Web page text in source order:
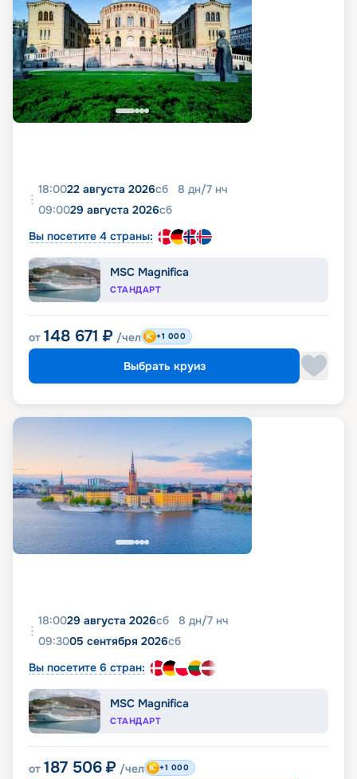
18:0022 августа 2026сб 8 дн/7 нч
09:0029 августа 2026сб
Вы посетите 4 страны:
MSC Magnifica
СТАНДАРТ
от 148 671 ₽ /чел +1 000
Выбрать круиз
18:0029 августа 2026сб 8 дн/7 нч
09:3005 сентября 2026сб
Вы посетите 6 стран:
MSC Magnifica
СТАНДАРТ
от 187 506 ₽ /чел +1 000